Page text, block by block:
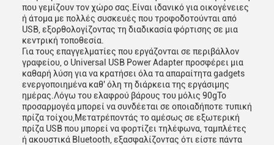
που γεμίζουν τον χώρο σας.Είναι ιδανικό για οικογένειες
ή άτομα με πολλές συσκευές που τροφοδοτούνται από
USB, εξορθολογίζοντας τη διαδικασία φόρτισης σε μια
κεντρική τοποθεσία.
Για τους επαγγελματίες που εργάζονται σε περιβάλλον
γραφείου, ο Universal USB Power Adapter προσφέρει μια
καθαρή λύση για να κρατήσει όλα τα απαραίτητα gadgets
ενεργοποιημένα καθ' όλη τη διάρκεια της εργάσιμης
ημέρας.Λόγω του ελαφρού βάρους του μόλις 90gΤο
προσαρμογέα μπορεί να συνδέεται σε οποιαδήποτε τυπική
πρίζα τοίχου,Μετατρέποντάς το αμέσως σε εξωτερική
πρίζα USB που μπορεί να φορτίζει τηλέφωνα, ταμπλέτες
ή ακουστικά Bluetooth, εξασφαλίζοντας ότι είστε πάντα